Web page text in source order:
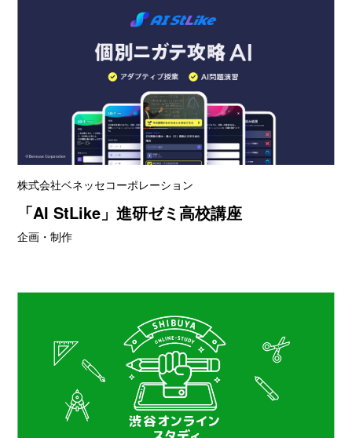
株式会社ベネッセコーポレーション
「AI StLike」進研ゼミ高校講座
企画・制作